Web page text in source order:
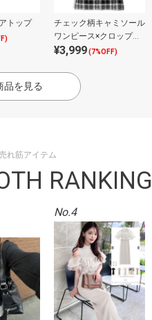
トップ
チェック柄キャミソール
ワンピース×クロップド
トップスニットアンサン
¥3,999(7%OFF)
品を見る
れ筋アイテム
RANKING
No.4